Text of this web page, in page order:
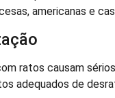
americanas e
ratos causam
adequados de